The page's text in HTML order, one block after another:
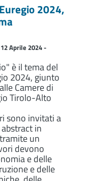
2024,
Aprile 2024 -
è il tema del
2024, giunto
Camere di
Tirolo-Alto
sono invitati a
in
un
devono
e delle
e delle